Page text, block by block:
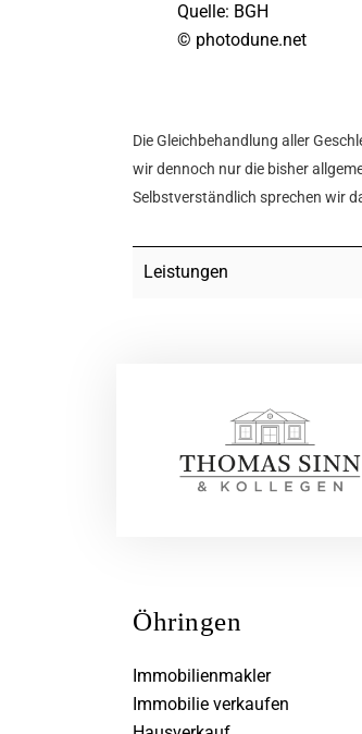
Quelle: BGH
© photodune.net
Die Gleichbehandlung aller
wir dennoch nur die bisher
Selbstverständlich sprechen wir
Leistungen
Öhringen
Immobilienmakler
Immobilie verkaufen